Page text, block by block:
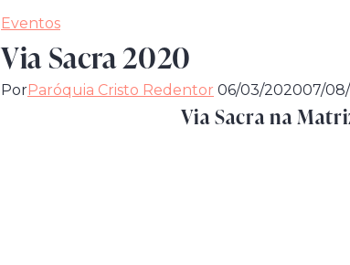
Eventos
Via Sacra 2020
PorParóquia Cristo Redentor 06/03/202007/
Via Sacra na